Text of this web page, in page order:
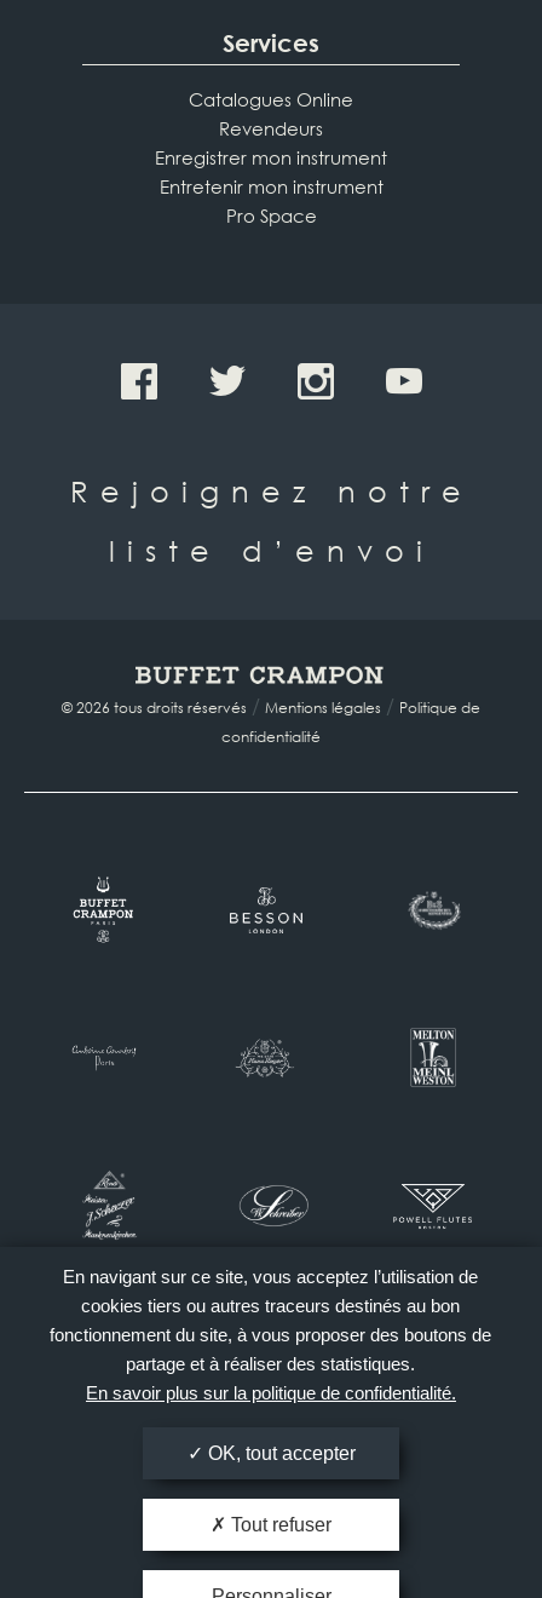
Services
Catalogues Online
Revendeurs
Enregistrer mon instrument
Entretenir mon instrument
Pro Space
Rejoignez notre
liste d’envoi
© 2026 tous droits réservés / Mentions légales / Politique de
confidentialité
En navigant sur ce site, vous acceptez l’utilisation de
cookies tiers ou autres traceurs destinés au bon
fonctionnement du site, à vous proposer des boutons de
partage et à réaliser des statistiques.
En savoir plus sur la politique de confidentialité.
OK, tout accepter
Tout refuser